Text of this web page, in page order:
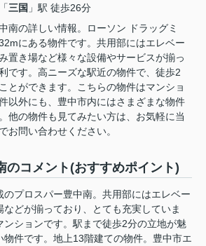
「三国 」駅 徒歩26分
南の詳しい情報。ローソン ドラッグミ
にある物件です。共用部にはエレベー
置き場など様々な設備やサービスが揃っ
です。高ニーズな駅近の物件で、徒歩2
とができます。こちらの物件はマンショ
以外にも、豊中市内にはさまざまな物件
他の物件も見てみたい方は、お気軽に当
お問い合わせください。
のコメント(おすすめポイント)
のプロスパー豊中南。共用部にはエレベー
などが揃っており、とても充実していま
ンションです。駅まで徒歩2分の立地が魅
物件です。地上13階建ての物件。豊中市エ